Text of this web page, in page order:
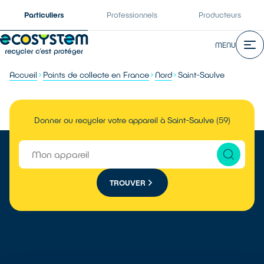
Particuliers Professionnels Producteurs
MENU
Accueil Points de collecte en France Nord Saint-Saulve
Donner ou recycler votre appareil à Saint-Saulve (59)
TROUVER